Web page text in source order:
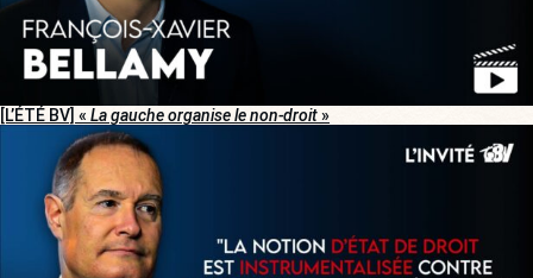
[L’ÉTÉ BV] « La gauche organise le non-droit»